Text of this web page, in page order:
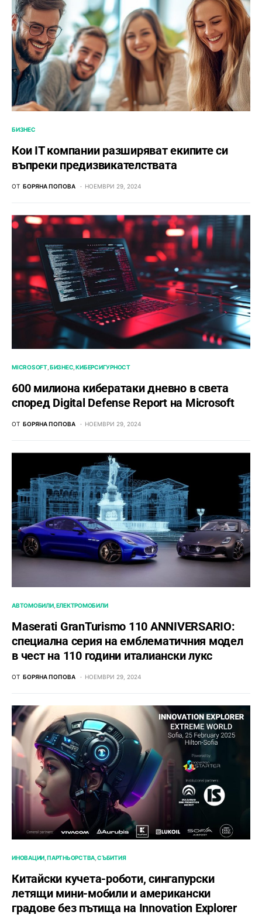
БИЗНЕС
Кои IT компании разширяват екипите си
въпреки предизвикателствата
ОТ БОРЯНА ПОПОВА НОЕМВРИ 29, 2024
MICROSOFT БИЗНЕС КИБЕРСИГУРНОСТ
600 милиона кибератаки дневно в света
според Digital Defense Report на Microsoft
ОТ БОРЯНА ПОПОВА НОЕМВРИ 29, 2024
АВТОМОБИЛИ ЕЛЕКТРОМОБИЛИ
Maserati GranTurismo 110 ANNIVERSARIO:
специална серия на емблематичния модел
в чест на 110 години италиански лукс
ОТ БОРЯНА ПОПОВА НОЕМВРИ 29, 2024
ИНОВАЦИИ ПАРТНЬОРСТВА СЪБИТИЯ
Китайски кучета-роботи, сингапурски
летящи мини-мобили и американски
градове без пътища на Innovation Explorer